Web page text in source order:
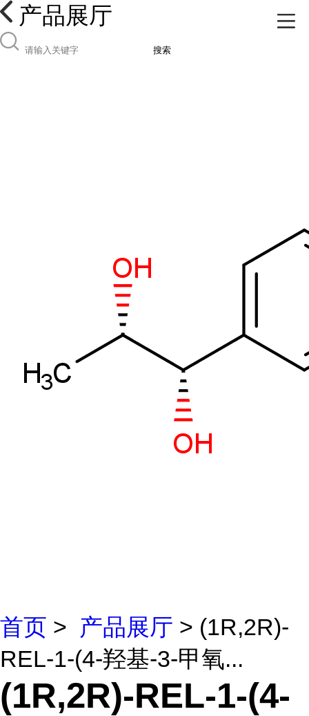
产品展厅
搜索
首页 > 产品展厅 > (1R,2R)-
REL-1-(4-羟基-3-甲氧...
(1R,2R)-REL-1-(4-